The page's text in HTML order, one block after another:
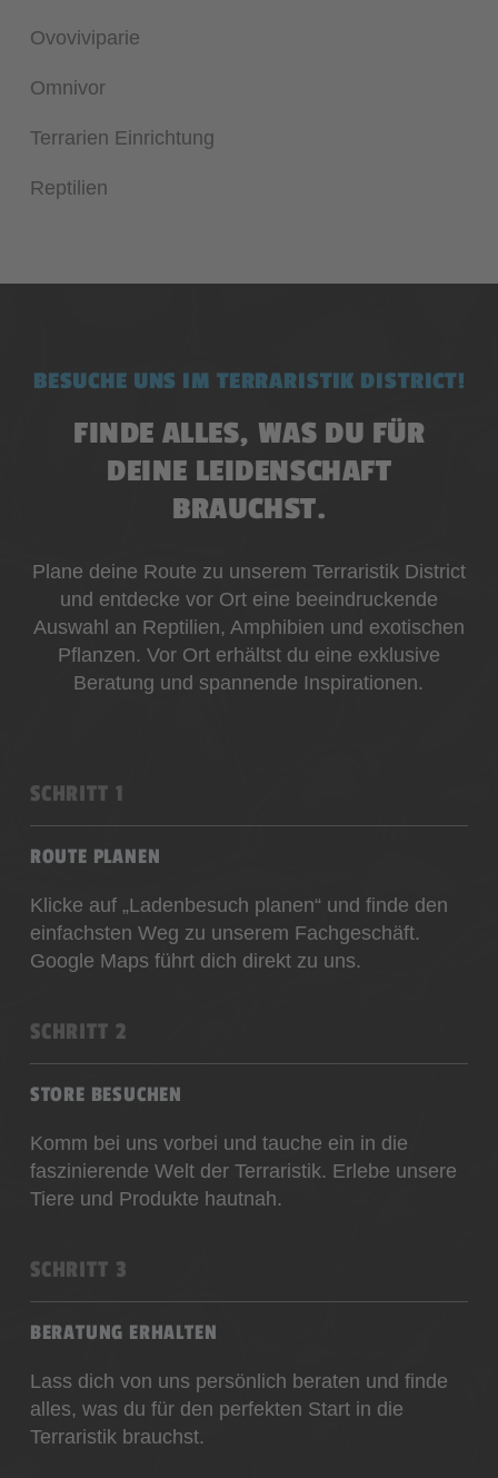
Ovoviviparie
Omnivor
Terrarien Einrichtung
Reptilien
BESUCHE UNS IM TERRARISTIK DISTRICT!
FINDE ALLES, WAS DU FÜR
DEINE LEIDENSCHAFT
BRAUCHST.
Plane deine Route zu unserem Terraristik District
und entdecke vor Ort eine beeindruckende
Auswahl an Reptilien, Amphibien und exotischen
Pflanzen. Vor Ort erhältst du eine exklusive
Beratung und spannende Inspirationen.
SCHRITT 1
ROUTE PLANEN
Klicke auf „Ladenbesuch planen“ und finde den
einfachsten Weg zu unserem Fachgeschäft.
Google Maps führt dich direkt zu uns.
SCHRITT 2
STORE BESUCHEN
Komm bei uns vorbei und tauche ein in die
faszinierende Welt der Terraristik. Erlebe unsere
Tiere und Produkte hautnah.
SCHRITT 3
BERATUNG ERHALTEN
Lass dich von uns persönlich beraten und finde
alles, was du für den perfekten Start in die
Terraristik brauchst.